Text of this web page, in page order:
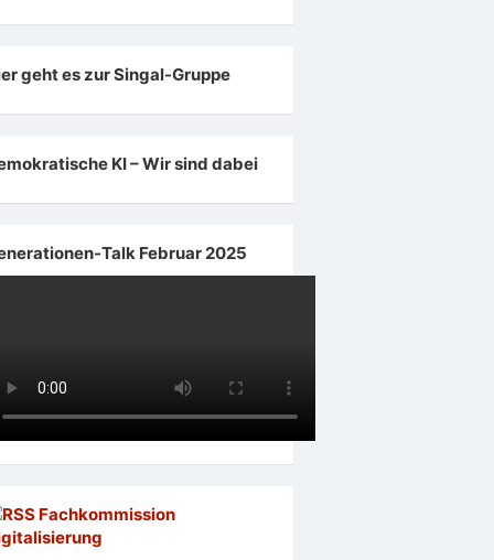
geht es zur Singal-Gruppe
KI – Wir sind dabei
Talk Februar 2025
Fachkommission